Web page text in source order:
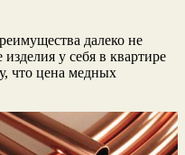
далеко не
у себя в квартире
что цена медных